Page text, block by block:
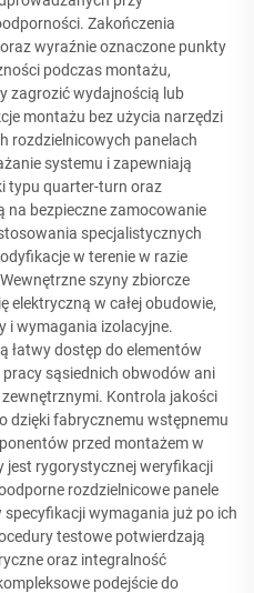
Zakończenia
wyraźnie oznaczone punkty
podczas montażu,
zagrozić wydajnością lub
montażu bez użycia narzędzi
rozdzielnicowych panelach
systemu i zapewniają
typu quarter-turn oraz
na bezpieczne zamocowanie
specjalistycznych
w terenie w razie
szyny zbiorcze
elektryczną w całej obudowie,
i wymagania izolacyjne.
łatwy dostęp do elementów
sąsiednich obwodów ani
Kontrola jakości
dzięki fabrycznemu wstępnemu
przed montażem w
jest rygorystycznej weryfikacji
rozdzielnicowe panele
specyfikacji wymagania już po ich
testowe potwierdzają
oraz integralność
podejście do